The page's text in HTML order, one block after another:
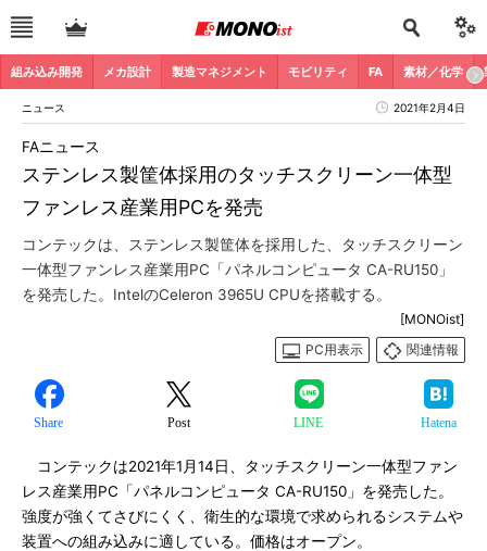
組み込み開発 メカ設計 製造マネジメント モビリティ FA 素材／化学
ニュース 2021年2月4日
ステンレス製筐体採用のタッチスクリーン一体型
ファンレス産業用PCを発売
FAニュース
コンテックは、ステンレス製筐体を採用した、タッチスクリーン
一体型ファンレス産業用PC「パネルコンピュータ CA-RU150」
を発売した。IntelのCeleron 3965U CPUを搭載する。
[MONOist]
PC用表示
関連情報
Share Post LINE Hatena
コンテックは2021年1月14日、タッチスクリーン一体型ファン
レス産業用PC「パネルコンピュータ CA-RU150」を発売した。
強度が強くてさびにくく、衛生的な環境で求められるシステムや
装置への組み込みに適している。価格はオープン。